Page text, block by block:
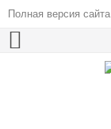
Полная версия сайта